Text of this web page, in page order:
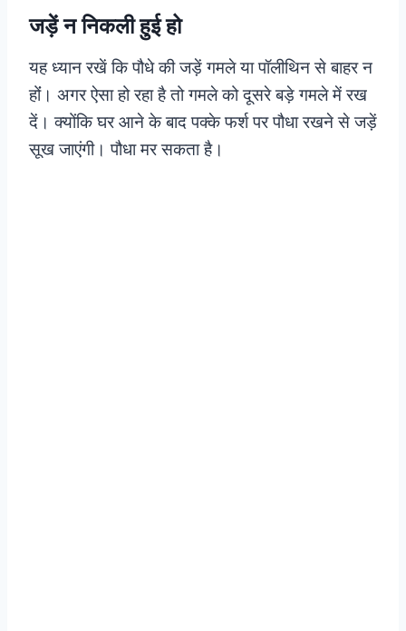
जड़ें न निकली हुई हो
यह ध्यान रखें कि पौधे की जड़ें गमले या पॉलीथिन से बाहर न
होंं। अगर ऐसा हो रहा है तो गमले को दूसरे बड़े गमले में रख
दें। क्योंकि घर आने के बाद पक्के फर्श पर पौधा रखने से जड़ें
सूख जाएंगी। पौधा मर सकता है।